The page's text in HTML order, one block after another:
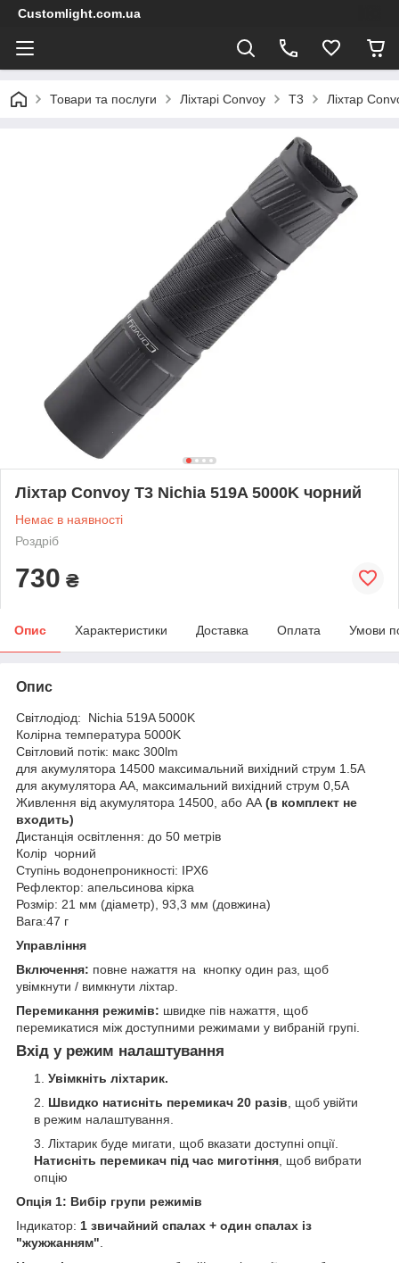
Customlight.com.ua
Товари та послуги Ліхтарі Convoy T3 Ліхтар
Ліхтар Convoy T3 Nichia 519A 5000K чорний
Немає в наявності
Роздріб
730 ₴
Опис Характеристики Доставка Оплата Умови
Опис
Світлодіод: Nichia 519A 5000K
Колірна температура 5000K
Світловий потік: макс 300lm
для акумулятора 14500 максимальний вихідний струм 1.5A
для акумулятора АА, максимальний вихідний струм 0,5А
Живлення від акумулятора 14500, або АА (в комплект не
входить)
Дистанція освітлення: до 50 метрів
Колір чорний
Ступінь водонепроникності: IPX6
Рефлектор: апельсинова кірка
Розмір: 21 мм (діаметр), 93,3 мм (довжина)
Вага:47 г
Управління
Включення: повне нажаття на кнопку один раз, щоб
увімкнути / вимкнути ліхтар.
Перемикання режимів: швидке пів нажаття, щоб
перемикатися між доступними режимами у вибраній групі.
Вхід у режим налаштування
Увімкніть ліхтарик.
Швидко натисніть перемикач 20 разів , щоб увійти
в режим налаштування.
Ліхтарик буде мигати, щоб вказати доступні опції.
Натисніть перемикач під час миготіння , щоб вибрати
опцію
Опція 1: Вибір групи режимів
Індикатор: 1 звичайний спалах + один спалах із
"жужжанням"